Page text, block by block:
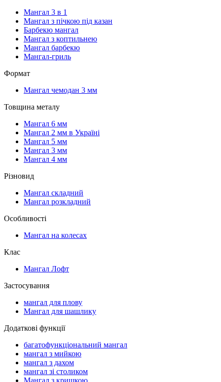
Мангал 3 в 1
Мангал з пічкою під казан
Барбекю мангал
Мангал з коптильнею
Мангал барбекю
Мангал-гриль
Формат
Мангал чемодан 3 мм
Товщина металу
Мангал 6 мм
Мангал 2 мм в Україні
Мангал 5 мм
Мангал 3 мм
Мангал 4 мм
Різновид
Мангал складний
Мангал розкладний
Особливості
Мангал на колесах
Клас
Мангал Лофт
Застосування
мангал для плову
Мангал для шашлику
Додаткові функції
багатофункціональний мангал
мангал з мийкою
мангал з дахом
мангал зі столиком
Мангал з кришкою